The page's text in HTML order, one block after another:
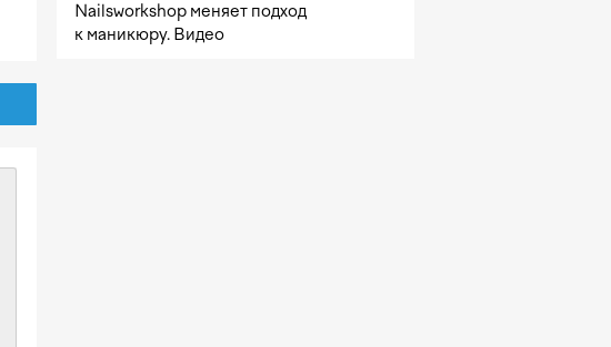
Nailsworkshop меняет подход
к маникюру. Видео